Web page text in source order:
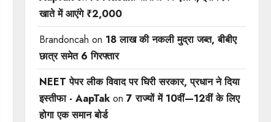
खाते में आएंगे ₹2,000
Brandoncah on 18 लाख की नकली मुद्रा जब्त, बीबीए
छात्र समेत 6 गिरफ्तार
NEET पेपर लीक विवाद पर घिरी सरकार, प्रधान ने दिया
इस्तीफा - AapTakon 7 राज्यों में 10वीं—12वीं ​के लिए
होगा एक समान बोर्ड